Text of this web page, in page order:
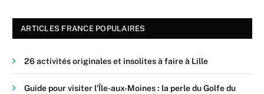
ARTICLES FRANCE POPULAIRES
26 activités originales et insolites à faire à Lille
Guide pour visiter l’Île-aux-Moines : la perle du Golfe du